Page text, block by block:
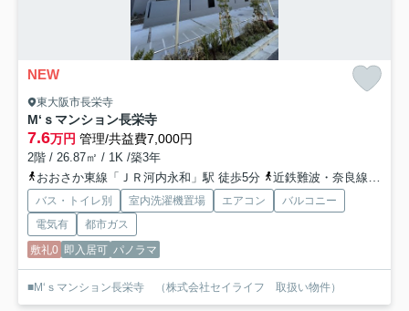
NEW
東大阪市長栄寺
M‘ｓマンション長栄寺
7.6万円 管理/共益費7,000円
2階 / 26.87㎡ / 1K /築3年
おおさか東線「ＪＲ河内永和」駅 徒歩5分
近鉄難波・奈良線「河内永和」駅 徒歩5分
バス・トイレ別 室内洗濯機置場 エアコン
バルコニー
電気有
都市ガス
敷礼0 即入居可 パノラマ
■M‘ｓマンション長栄寺 （株式会社セイライフ 取扱い物件）